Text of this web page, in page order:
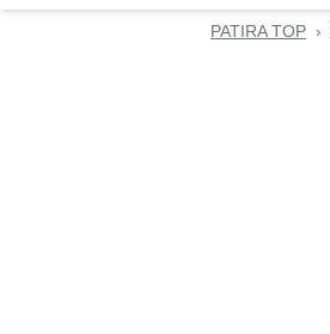
PATIRA TOP ›